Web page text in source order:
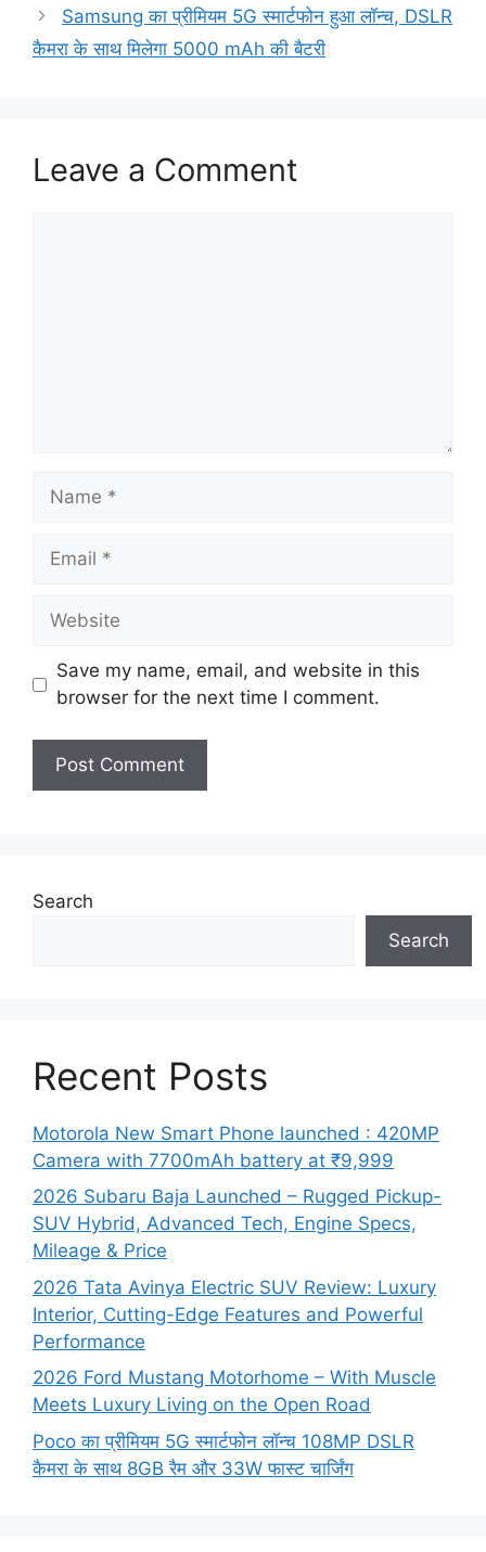
Samsung का प्रीमियम 5G स्मार्टफोन हुआ लॉन्च, DSLR
कैमरा के साथ मिलेगा 5000 mAh की बैटरी
Leave a Comment
Name
Email
Website
Save my name, email, and website in this
browser for the next time I comment.
Search
Search
Recent Posts
Motorola New Smart Phone launched : 420MP
Camera with 7700mAh battery at ₹9,999
2026 Subaru Baja Launched – Rugged Pickup-
SUV Hybrid, Advanced Tech, Engine Specs,
Mileage & Price
2026 Tata Avinya Electric SUV Review: Luxury
Interior, Cutting-Edge Features and Powerful
Performance
2026 Ford Mustang Motorhome – With Muscle
Meets Luxury Living on the Open Road
Poco का प्रीमियम 5G स्मार्टफोन लॉन्च 108MP DSLR
कैमरा के साथ 8GB रैम और 33W फास्ट चार्जिंग